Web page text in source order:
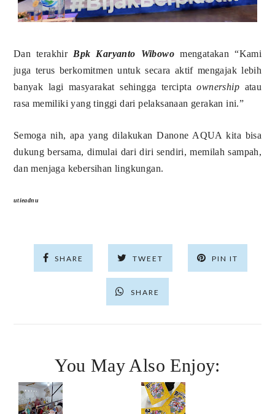
Dan terakhir Bpk Karyanto Wibowo mengatakan “Kami
juga terus berkomitmen untuk secara aktif mengajak lebih
banyak lagi masyarakat sehingga terciptaownership atau
rasa memiliki yang tinggi dari pelaksanaan gerakan ini.”
Semoga nih, apa yang dilakukan Danone AQUA kita bisa
dukung bersama, dimulai dari diri sendiri, memilah sampah,
dan menjaga kebersihan lingkungan.
utieadnu
SHARE TWEET PIN IT
SHARE
You May Also Enjoy: